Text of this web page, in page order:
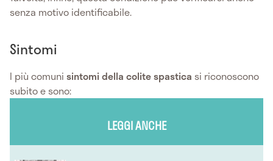
senza motivo identificabile.
Sintomi
I più comuni sintomi della colite spastica si riconoscono
subito e sono:
LEGGI ANCHE